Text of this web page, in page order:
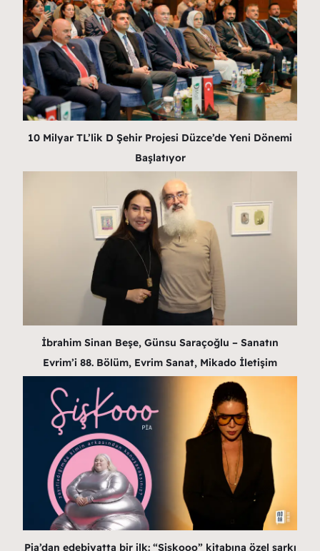
10 Milyar TL’lik D Şehir Projesi Düzce’de Yeni Dönemi
Başlatıyor
İbrahim Sinan Beşe, Günsu Saraçoğlu – Sanatın
Evrim’i 88. Bölüm, Evrim Sanat, Mikado İletişim
Pia’dan edebiyatta bir ilk: “Şişkooo” kitabına özel şarkı